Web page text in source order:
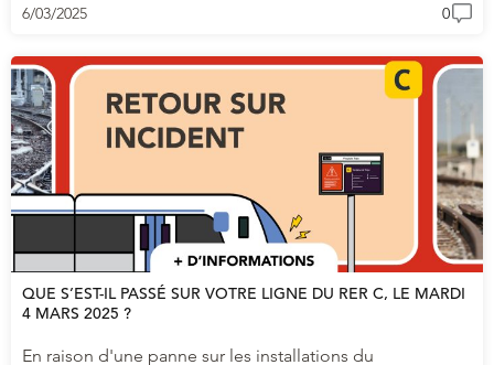
6/03/2025 0
QUE S’EST-IL PASSÉ SUR VOTRE LIGNE DU RER C, LE MARDI
4 MARS 2025 ?
En raison d'une panne sur les installations du